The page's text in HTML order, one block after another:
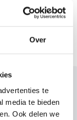
Over
te
media te bieden
Ook delen we
foto's van je